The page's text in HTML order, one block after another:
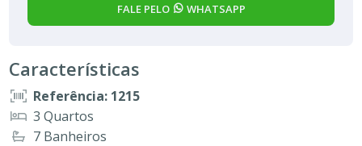
FALE PELO WHATSAPP
Características
Referência: 1215
3 Quartos
7 Banheiros